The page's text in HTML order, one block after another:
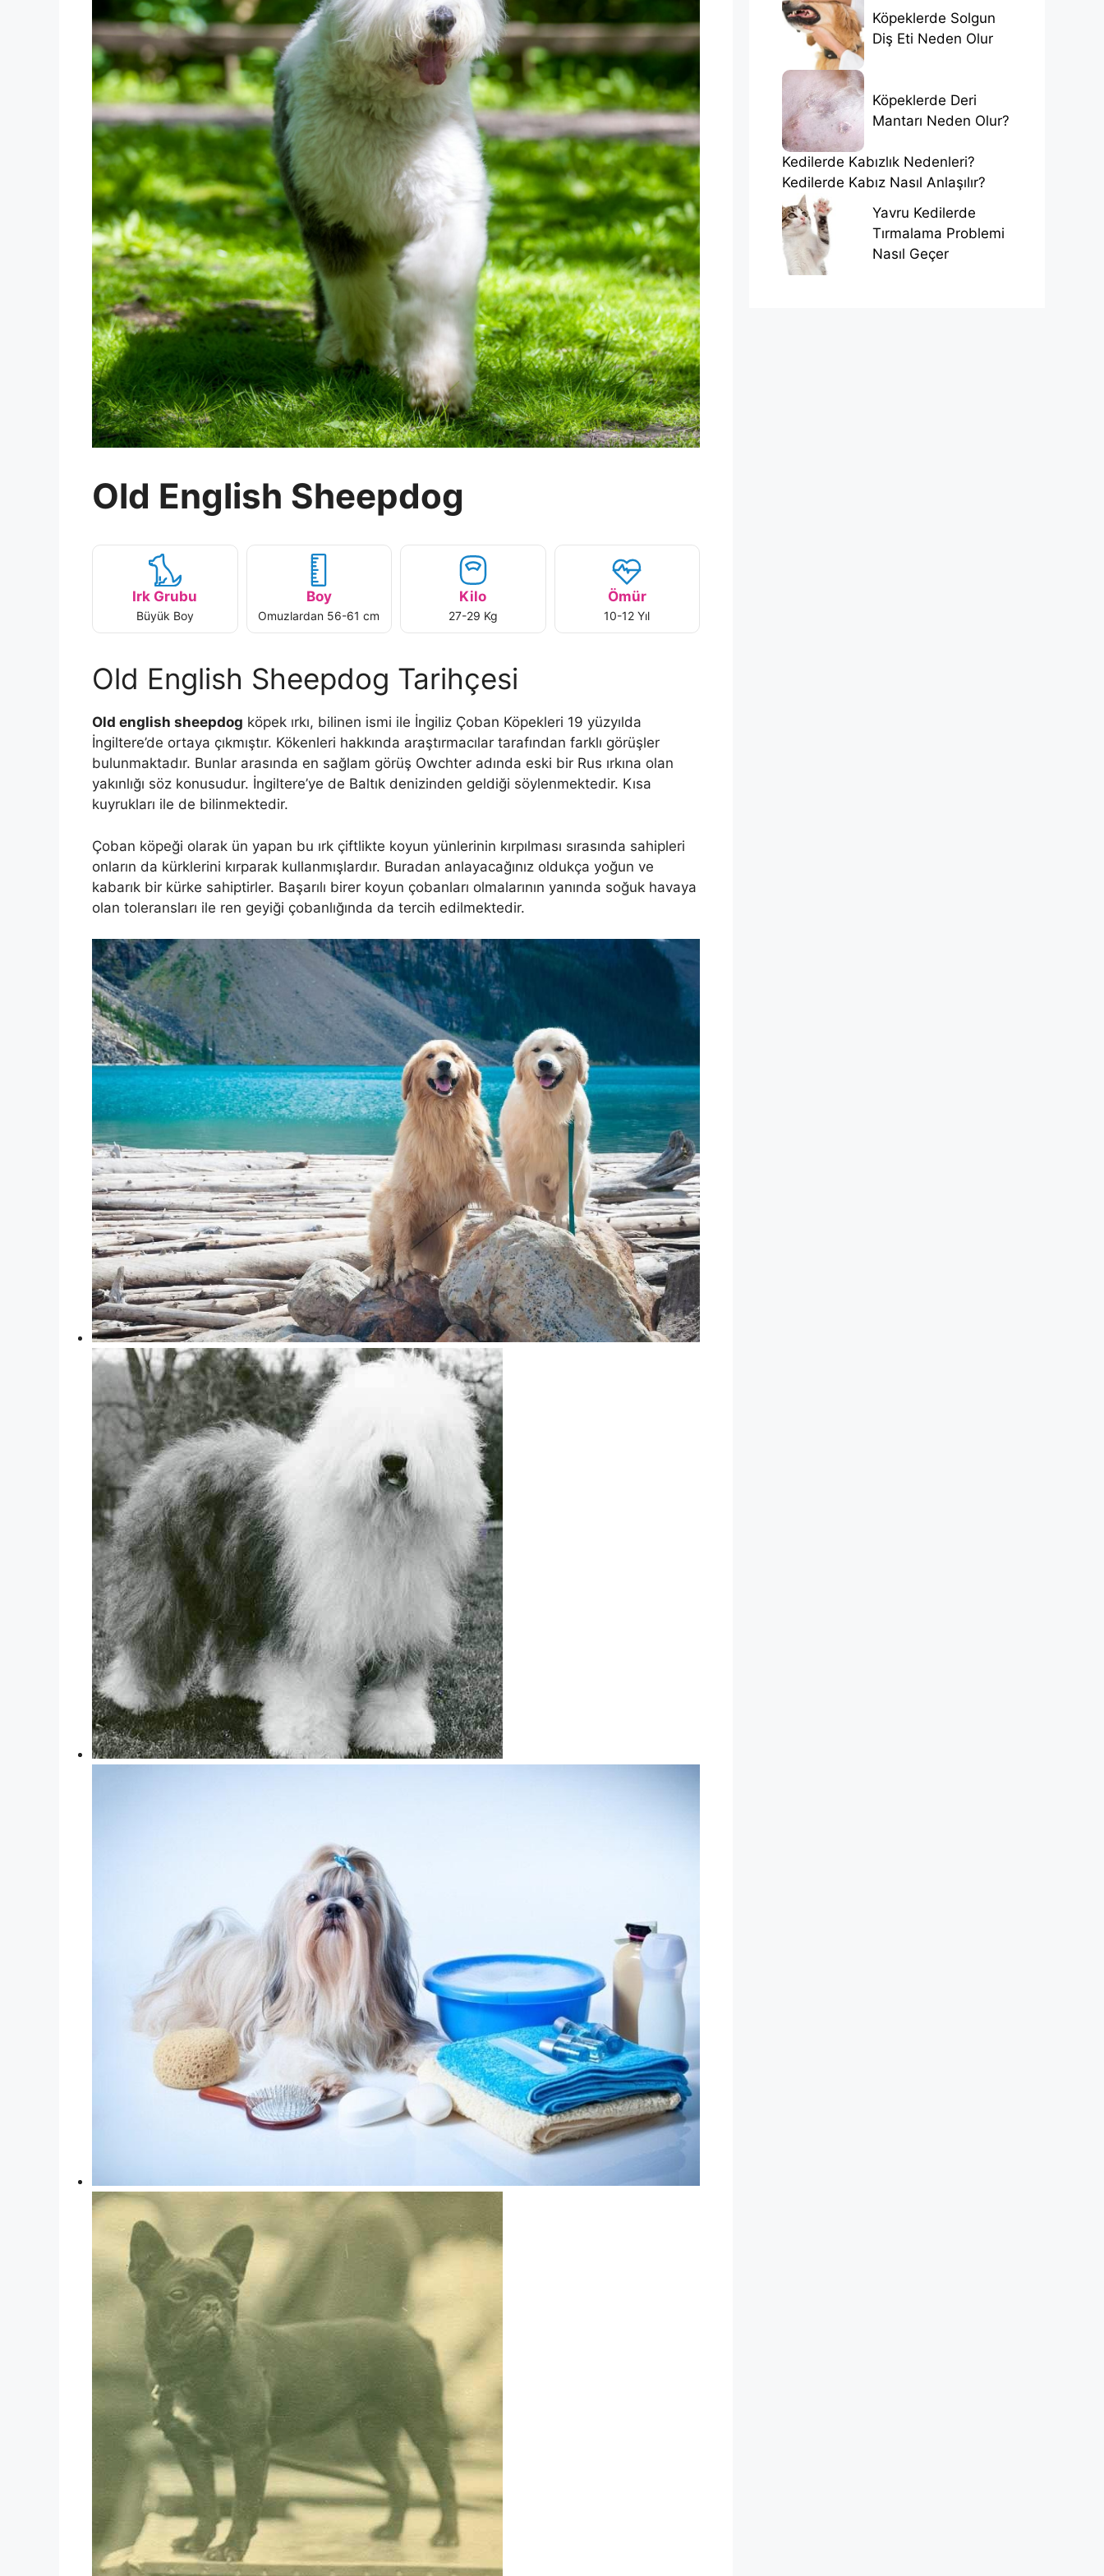
Old English Sheepdog
Irk Grubu
Büyük Boy
Boy
Omuzlardan 56-61 cm
Kilo
27-29 Kg
Ömür
10-12 Yıl
Old English Sheepdog Tarihçesi
Old english sheepdog köpek ırkı, bilinen ismi ile İngiliz Çoban Köpekleri 19 yüzyılda
İngiltere’de ortaya çıkmıştır. Kökenleri hakkında araştırmacılar tarafından farklı görüşler
bulunmaktadır. Bunlar arasında en sağlam görüş Owchter adında eski bir Rus ırkına olan
yakınlığı söz konusudur. İngiltere’ye de Baltık denizinden geldiği söylenmektedir. Kısa
kuyrukları ile de bilinmektedir.
Çoban köpeği olarak ün yapan bu ırk çiftlikte koyun yünlerinin kırpılması sırasında sahipleri
onların da kürklerini kırparak kullanmışlardır. Buradan anlayacağınız oldukça yoğun ve
kabarık bir kürke sahiptirler. Başarılı birer koyun çobanları olmalarının yanında soğuk havaya
olan toleransları ile ren geyiği çobanlığında da tercih edilmektedir.
Köpeklerde Solgun
Diş Eti Neden Olur
Köpeklerde Deri
Mantarı Neden Olur?
Kedilerde Kabızlık Nedenleri?
Kedilerde Kabız Nasıl Anlaşılır?
Yavru Kedilerde
Tırmalama Problemi
Nasıl Geçer